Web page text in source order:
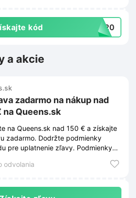
kód TW20
a akcie
zadarmo na nákup nad
na Queens.sk
na Queens.sk nad 150 € a získajte
Dodržte podmienky
uplatnenie zľavy. Podmienky
odvolania